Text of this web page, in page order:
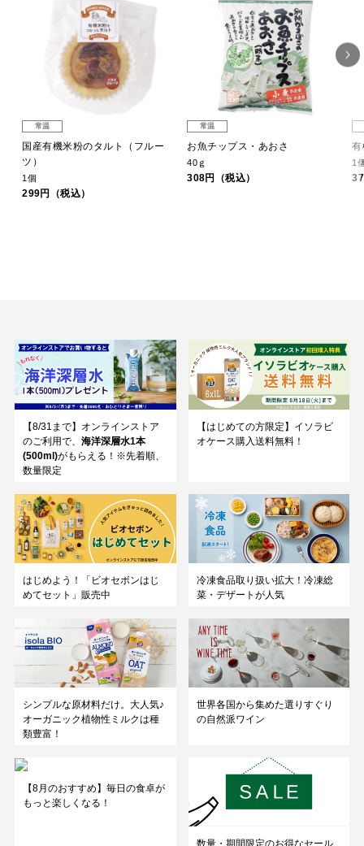
常温
国産有機米粉のタルト（フルー
ツ）
1個
299円（税込）
常温
お魚チップス・あおさ
40ｇ
308円（税込）
1
【8/31まで】オンラインストア
のご利用で、 海洋深層水1本
(500ml)がもらえる！※先着順、
数量限定
【はじめての方限定】イソラビ
オケース購入送料無料！
はじめよう！「ビオセボンはじ
めてセット」販売中
冷凍食品取り扱い拡大！冷凍総
菜・デザートが人気
シンプルな原材料だけ。大人気♪
オーガニック植物性ミルクは種
類豊富！
世界各国から集めた選りすぐり
の自然派ワイン
【8月のおすすめ】毎日の食卓が
もっと楽しくなる！
数量・期間限定のお得なセール